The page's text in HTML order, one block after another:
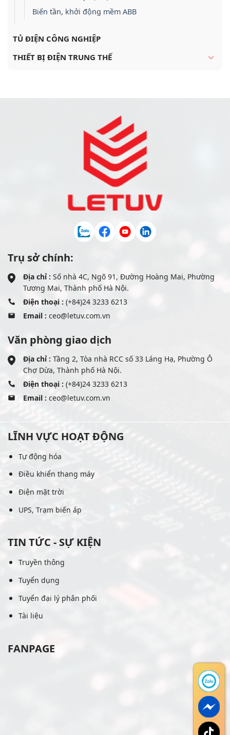
Biến tần, khởi động mềm ABB
TỦ ĐIỆN CÔNG NGHIỆP
THIẾT BỊ ĐIỆN TRUNG THẾ
Trụ sở chính:
Địa chỉ : Số nhà 4C, Ngõ 91, Đường Hoàng Mai, Phường
Tương Mai, Thành phố Hà Nội.
Điện thoại : (+84)24 3233 6213
Email : ceo@letuv.com.vn
Văn phòng giao dịch
Địa chỉ : Tầng 2, Tòa nhà RCC số 33 Láng Hạ, Phường Ô
Chợ Dừa, Thành phố Hà Nội.
Điện thoại : (+84)24 3233 6213
Email : ceo@letuv.com.vn
LĨNH VỰC HOẠT ĐỘNG
Tự động hóa
Điều khiển thang máy
Điện mặt trời
UPS, Trạm biến áp
TIN TỨC - SỰ KIỆN
Truyền thông
Tuyển dụng
Tuyển đại lý phân phối
Tài liệu
FANPAGE